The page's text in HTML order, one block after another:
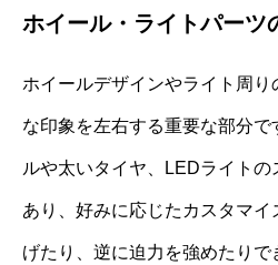
ホイール・ライトパーツ
ホイールデザインやライト周
な印象を左右する重要な部分で
ルや太いタイヤ、LEDライト
あり、好みに応じたカスタマ
げたり、逆に迫力を強めたりで